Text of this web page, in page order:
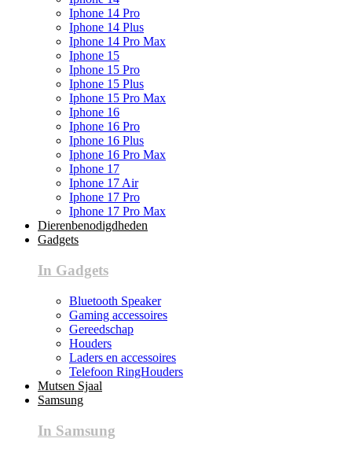
Iphone 14 Pro
Iphone 14 Plus
Iphone 14 Pro Max
Iphone 15
Iphone 15 Pro
Iphone 15 Plus
Iphone 15 Pro Max
Iphone 16
Iphone 16 Pro
Iphone 16 Plus
Iphone 16 Pro Max
Iphone 17
Iphone 17 Air
Iphone 17 Pro
Iphone 17 Pro Max
Dierenbenodigdheden
Gadgets
In Gadgets
Bluetooth Speaker
Gaming accessoires
Gereedschap
Houders
Laders en accessoires
Telefoon RingHouders
Mutsen Sjaal
Samsung
In Samsung